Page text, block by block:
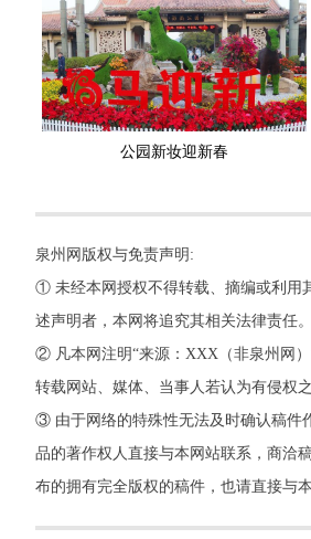
公园新妆迎新春
泉州网版权与免责声明:
① 未经本网授权不得转载、摘编或利用
述声明者，本网将追究其相关法律责任
② 凡本网注明“来源：XXX（非泉州网
转载网站、媒体、当事人若认为有侵权
③ 由于网络的特殊性无法及时确认稿件
品的著作权人直接与本网站联系，商洽
布的拥有完全版权的稿件，也请直接与